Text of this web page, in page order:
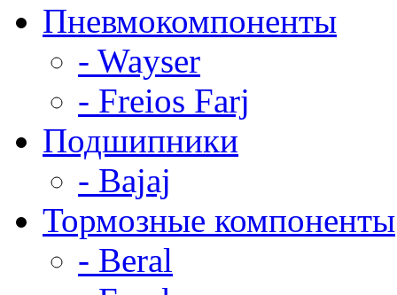
Пневмокомпоненты
- Wayser
- Freios Farj
Подшипники
- Bajaj
Тормозные компоненты
- Beral